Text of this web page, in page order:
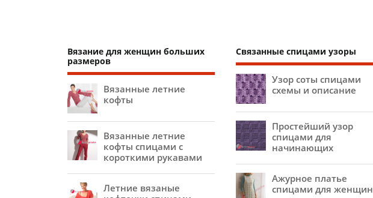
Вязание для женщин больших
размеров
Вязанные летние
кофты
Вязанные летние
кофты спицами с
короткими рукавами
Летние вязаные
Связанные спицами узоры
Узор соты спицами
схемы и описание
Простейший узор
спицами для
начинающих
Ажурное платье
спицами для женщин